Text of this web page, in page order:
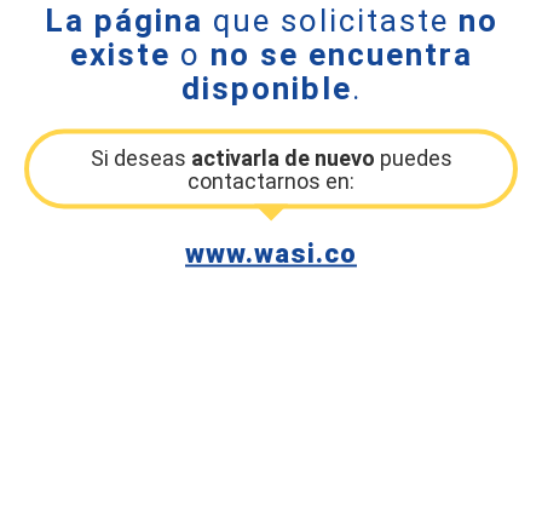
La página que solicitaste no
existe o no se encuentra
disponible.
Si deseas activarla de nuevo puedes
contactarnos en:
www.wasi.co